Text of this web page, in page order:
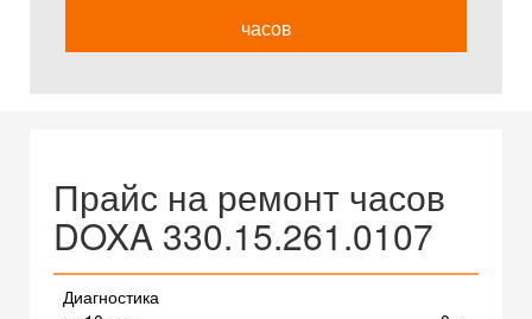
часов
Прайс на ремонт часов
DOXA 330.15.261.0107
Диагностика